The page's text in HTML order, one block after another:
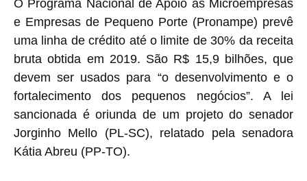
O Programa Nacional de Apoio às Microempresas
e Empresas de Pequeno Porte (Pronampe) prevê
uma linha de crédito até o limite de 30% da receita
bruta obtida em 2019. São R$ 15,9 bilhões, que
devem ser usados para “o desenvolvimento e o
fortalecimento dos pequenos negócios”. A lei
sancionada é oriunda de um projeto do senador
Jorginho Mello (PL-SC), relatado pela senadora
Kátia Abreu (PP-TO).